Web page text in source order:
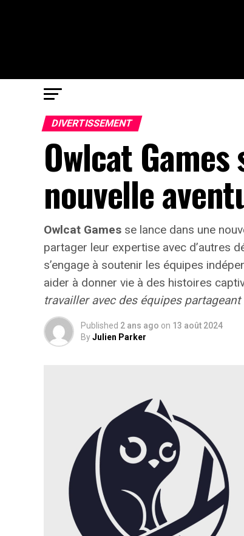
DIVERTISSEMENT
Owlcat
nouvelle
Owlcat Games se lance dans une
partager leur expertise avec d’autres
s’engage à soutenir les équipes
aider à donner vie à des histoires
travailler avec des équipes
Published 2 ans ago on 13 août 2024
ByJulien Parker